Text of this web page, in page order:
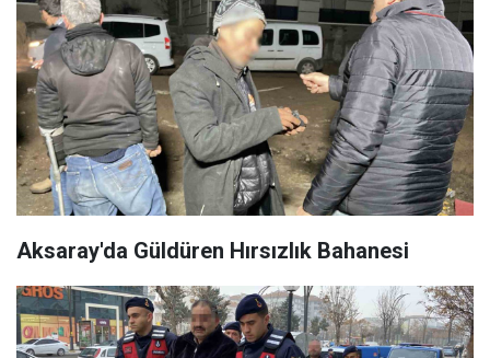
Aksaray'da Güldüren Hırsızlık Bahanesi